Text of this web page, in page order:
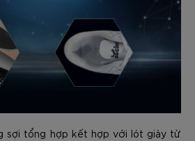
sợi tổng hợp kết hợp với lót giày từ